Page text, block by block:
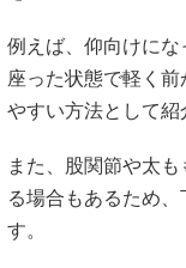
例えば、仰向けに
座った状態で軽く
やすい方法として紹
また、股関節や太
る場合もあるため
す。